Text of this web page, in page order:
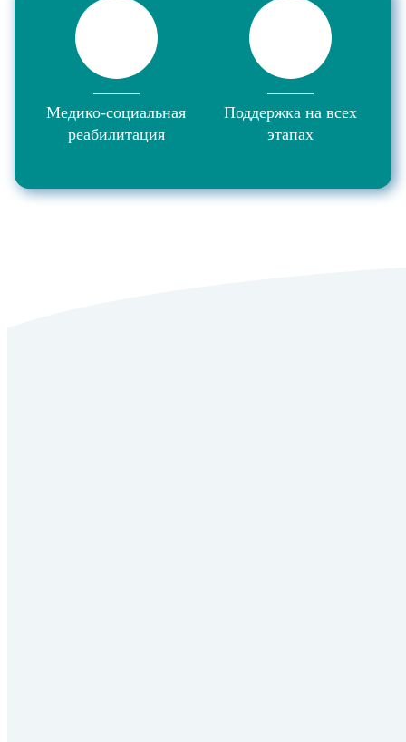
Медико-социальная
реабилитация
Поддержка на всех
этапах